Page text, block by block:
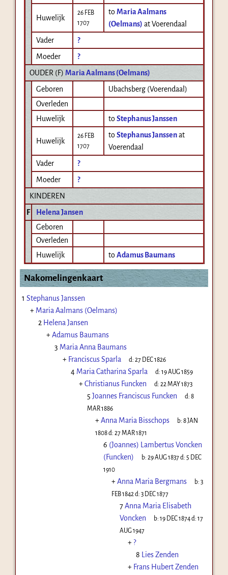
Huwelijk
26 FEB
1707
toMaria Aalmans
(Oelmans) at Voerendaal
Vader
?
Moeder
?
OUDER (F) Maria Aalmans (Oelmans)
Geboren
Ubachsberg (Voerendaal)
Overleden
Huwelijk
toStephanus Janssen
Huwelijk
26 FEB
1707
toStephanus Janssen at
Voerendaal
Vader
?
Moeder
?
KINDEREN
F
Helena Jansen
Geboren
Overleden
Huwelijk
toAdamus Baumans
Nakomelingenkaart
1 Stephanus Janssen
+ Maria Aalmans (Oelmans)
2 Helena Jansen
+Adamus Baumans
3 Maria Anna Baumans
+ Franciscus Sparla d:27 DEC 1826
4 Maria Catharina Sparla d:19 AUG 1859
+Christianus Funcken d:22 MAY 1873
5 Joannes Franciscus Funcken d:8
MAR 1886
+Anna Maria Bisschops b:8 JAN
1808d: 27 MAR 1871
6 (Joannes) Lambertus Voncken
(Funcken)
b:29 AUG 1837d: 5 DEC
1910
+Anna Maria Bergmans b:3
FEB 1842 d: 3 DEC 1877
7Anna Maria Elisabeth
Voncken
b:19 DEC 1874d:17
AUG 1947
+ ?
8 Lies Zenden
+ Frans Hubert Zenden